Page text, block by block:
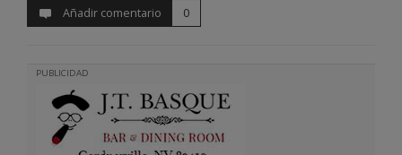
Añadir comentario
0
PUBLICIDAD